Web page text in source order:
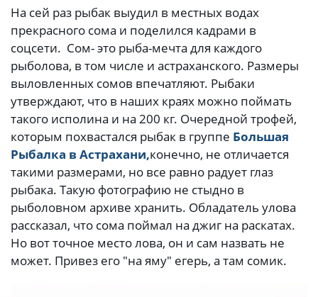
На сей раз рыбак выудил в местных водах
прекрасного сома и поделился кадрами в
соцсети. Сом- это рыба-мечта для каждого
рыболова, в том числе и астраханского. Размеры
выловленных сомов впечатляют. Рыбаки
утверждают, что в наших краях можно поймать
такого исполина и на 200 кг. Очередной трофей,
которым похвастался рыбак в группе Большая
Рыбалка в Астрахани,конечно, не отличается
такими размерами, но все равно радует глаз
рыбака. Такую фотографию не стыдно в
рыболовном архиве хранить. Обладатель улова
рассказал, что сома поймал на джиг на раскатах.
Но вот точное место лова, он и сам назвать не
может. Привез его "на яму" егерь, а там сомик.